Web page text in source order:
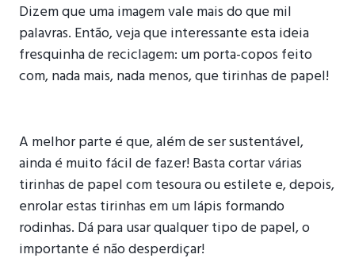
Dizem que uma imagem vale mais do que mil
palavras. Então, veja que interessante esta ideia
fresquinha de reciclagem: um porta-copos feito
com, nada mais, nada menos, que tirinhas de papel!
A melhor parte é que, além de ser sustentável,
ainda é muito fácil de fazer! Basta cortar várias
tirinhas de papel com tesoura ou estilete e, depois,
enrolar estas tirinhas em um lápis formando
rodinhas. Dá para usar qualquer tipo de papel, o
importante é não desperdiçar!